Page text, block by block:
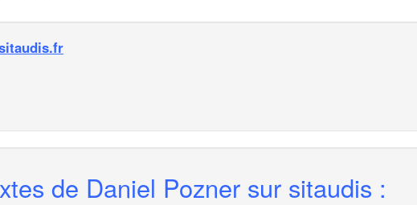
de Daniel Pozner sur sitaudis :